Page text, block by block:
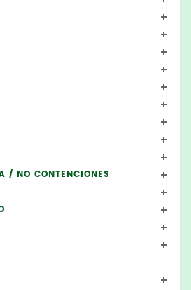
/ NO CONTENCIONES